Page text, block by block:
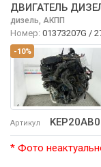
-10%
Артикул
ДВИГАТЕЛЬ
дизель, АКПП
Номер: 01373207G /
* Фото